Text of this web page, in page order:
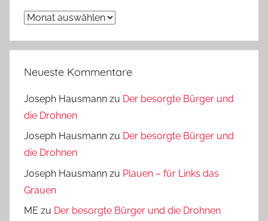
Archiv
Neueste Kommentare
Joseph Hausmann zu Der besorgte Bürger und
die Drohnen
Joseph Hausmann zu Der besorgte Bürger und
die Drohnen
Joseph Hausmann zu Plauen – für Links das
Grauen
ME zu Der besorgte Bürger und die Drohnen